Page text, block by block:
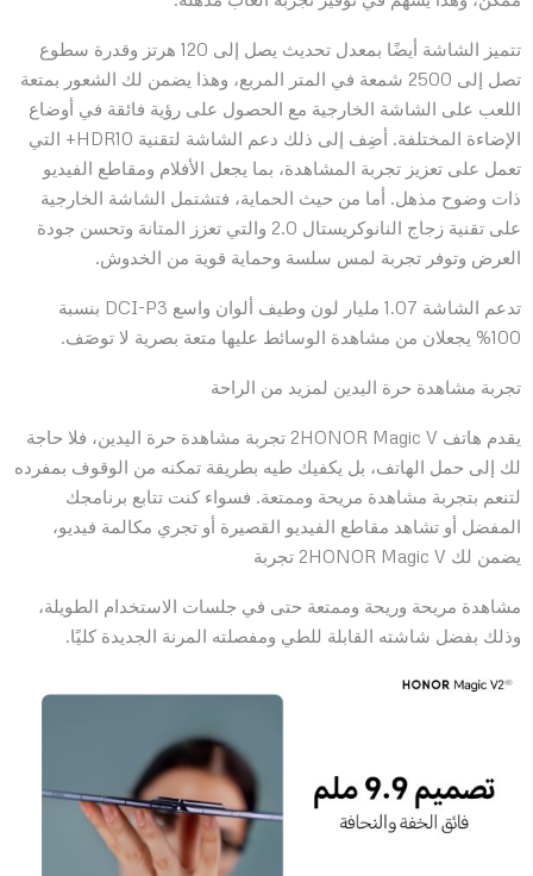
تتميز الشاشة أيضًا بمعدل تحديث يصل إلى 120 هرتز وقدرة سطوع
تصل إلى 2500 شمعة في المتر المربع، وهذا يضمن لك الشعور بمتعة
اللعب على الشاشة الخارجية مع الحصول على رؤية فائقة في أوضاع
الإضاءة المختلفة. أضِف إلى ذلك دعم الشاشة لتقنية HDR10+ التي
تعمل على تعزيز تجربة المشاهدة، بما يجعل الأفلام ومقاطع الفيديو
ذات وضوح مذهل. أما من حيث الحماية، فتشتمل الشاشة الخارجية
على تقنية زجاج النانوكريستال 2.0 والتي تعزز المتانة وتحسن جودة
العرض وتوفر تجربة لمس سلسة وحماية قوية من الخدوش.
تدعم الشاشة 1.07 مليار لون وطيف ألوان واسع DCI-P3 بنسبة
100% يجعلان من مشاهدة الوسائط عليها متعة بصرية لا توصَف.
تجربة مشاهدة حرة اليدين لمزيد من الراحة
يقدم هاتف 2HONOR Magic V تجربة مشاهدة حرة اليدين، فلا حاجة
لك إلى حمل الهاتف، بل يكفيك طيه بطريقة تمكنه من الوقوف بمفرده
لتنعم بتجربة مشاهدة مريحة وممتعة. فسواء كنت تتابع برنامجك
المفضل أو تشاهد مقاطع الفيديو القصيرة أو تجري مكالمة فيديو،
يضمن لك 2HONOR Magic V تجربة
مشاهدة مريحة وريحة وممتعة حتى في جلسات الاستخدام الطويلة،
وذلك بفضل شاشته القابلة للطي ومفصلته المرنة الجديدة كليًا.